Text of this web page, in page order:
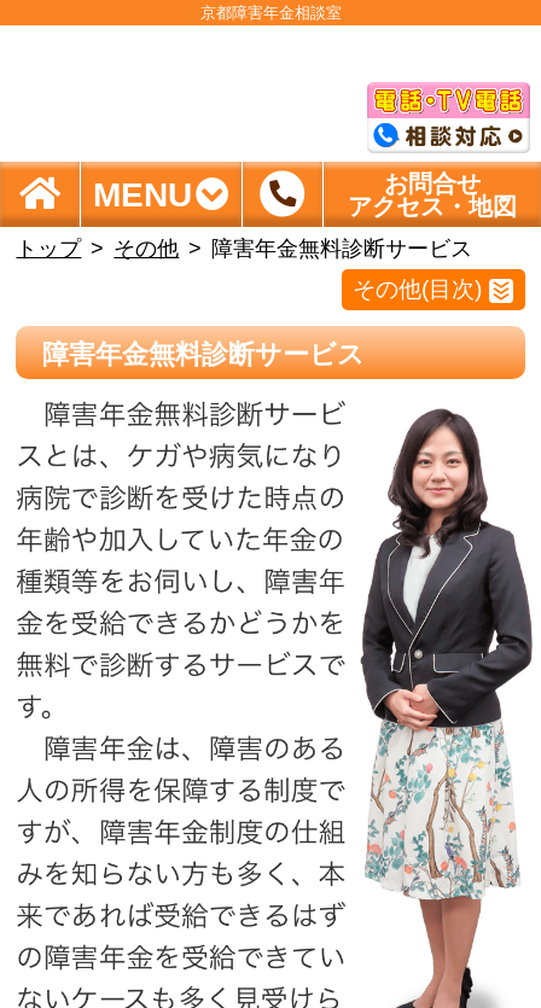
京都障害年金相談室
MENU
お問合せ
アクセス・地図
トップ その他 障害年金無料診断サービス
その他(目次)
障害年金無料診断サービス